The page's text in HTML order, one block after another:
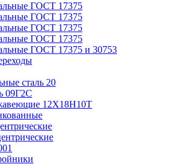
ГОСТ 17375
ГОСТ 17375
ГОСТ 17375
ГОСТ 17375
ГОСТ 17375 и 30753
сталь 20
09Г2С
12Х18Н10Т